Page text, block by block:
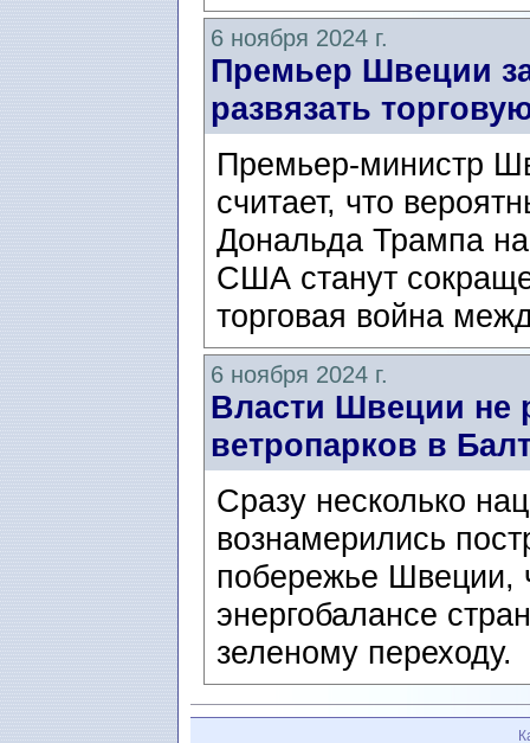
6 ноября 2024 г.
Премьер Швеции
развязать
Премьер-министр
считает, что
Дональда Трампа
США станут
торговая война
6 ноября 2024 г.
Власти Швеции не
ветропарков в
Сразу несколько
вознамерились
побережье Швеции,
энергобалансе
зеленому переходу.